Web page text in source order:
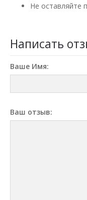
Не оставляйте
Написать
Ваше Имя:
Ваш отзыв: